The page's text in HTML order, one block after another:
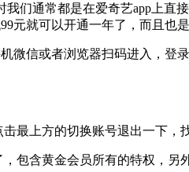
们通常都是在爱奇艺app上
元就可以开通一年了，而且也是
微信或者浏览器扫码进入，
最上方的切换账号退出一下
包含黄金会员所有的特权，另